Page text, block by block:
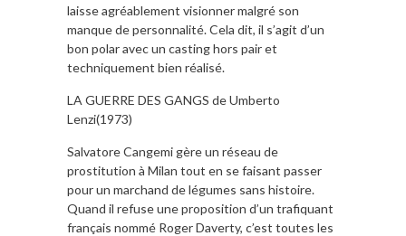
laisse agréablement visionner malgré son
manque de personnalité. Cela dit, il s’agit d’un
bon polar avec un casting hors pair et
techniquement bien réalisé.
LA GUERRE DES GANGS de Umberto
Lenzi(1973)
Salvatore Cangemi gère un réseau de
prostitution à Milan tout en se faisant passer
pour un marchand de légumes sans histoire.
Quand il refuse une proposition d’un trafiquant
français nommé Roger Daverty, c’est toutes les